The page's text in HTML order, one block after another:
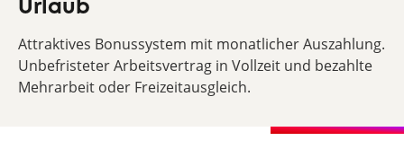
Urlaub
Attraktives Bonussystem mit monatlicher Auszahlung.
Unbefristeter Arbeitsvertrag in Vollzeit und bezahlte
Mehrarbeit oder Freizeitausgleich.